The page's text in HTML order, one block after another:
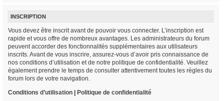
INSCRIPTION
Vous devez être inscrit avant de pouvoir vous connecter. L’inscription est
rapide et vous offre de nombreux avantages. Les administrateurs du forum
peuvent accorder des fonctionnalités supplémentaires aux utilisateurs
inscrits. Avant de vous inscrire, assurez-vous d’avoir pris connaissance de
nos conditions d’utilisation et de notre politique de confidentialité. Veuillez
également prendre le temps de consulter attentivement toutes les règles du
forum lors de votre navigation.
Conditions d’utilisation | Politique de confidentialité